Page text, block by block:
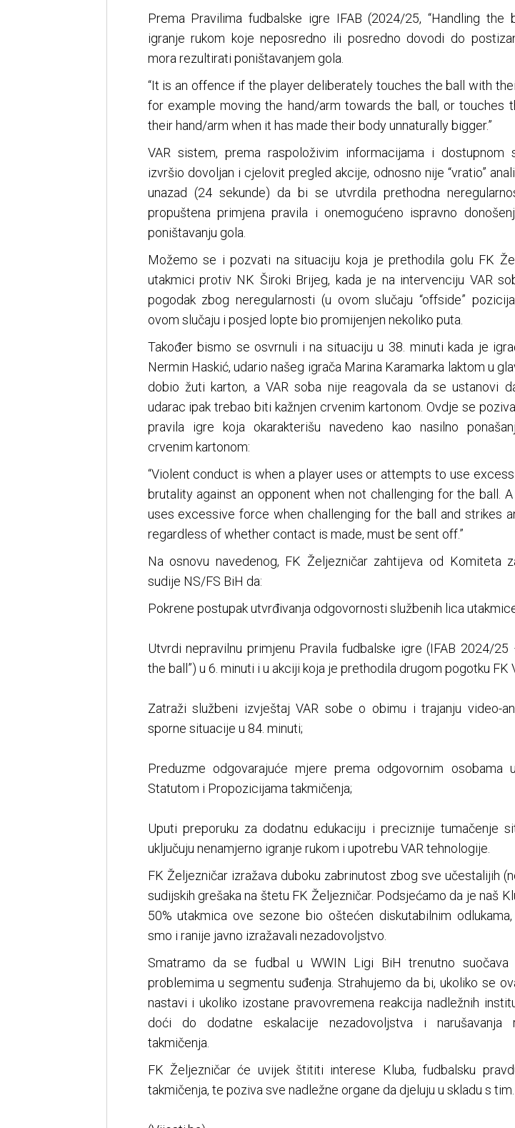
Prema Pravilima fudbalske igre IFAB (2024/25, “Handling the
igranje rukom koje neposredno ili posredno dovodi do
mora rezultirati poništavanjem gola.
“It is an offence if the player deliberately touches the ball with
for example moving the hand/arm towards the ball, or touches
their hand/arm when it has made their body unnaturally bigger.”
VAR sistem, prema raspoloživim informacijama i dostupnom
izvršio dovoljan i cjelovit pregled akcije, odnosno nije “vratio”
unazad (24 sekunde) da bi se utvrdila prethodna
propuštena primjena pravila i onemogućeno ispravno
poništavanju gola.
Možemo se i pozvati na situaciju koja je prethodila golu FK
utakmici protiv NK Široki Brijeg, kada je na intervenciju VAR
pogodak zbog neregularnosti (u ovom slučaju “offside”
ovom slučaju i posjed lopte bio promijenjen nekoliko puta.
Također bismo se osvrnuli i na situaciju u 38. minuti kada je
Nermin Haskić, udario našeg igrača Marina Karamarka laktom u
dobio žuti karton, a VAR soba nije reagovala da se ustanovi
udarac ipak trebao biti kažnjen crvenim kartonom. Ovdje se
pravila igre koja okarakterišu navedeno kao nasilno
crvenim kartonom:
“Violent conduct is when a player uses or attempts to use
brutality against an opponent when not challenging for the ball.
uses excessive force when challenging for the ball and strikes
regardless of whether contact is made, must be sent off.”
Na osnovu navedenog, FK Željezničar zahtijeva od Komiteta
sudije NS/FS BiH da:
Pokrene postupak utvrđivanja odgovornosti službenih lica
Utvrdi nepravilnu primjenu Pravila fudbalske igre (IFAB 2024/25
the ball”) u 6. minuti i u akciji koja je prethodila drugom pogotku FK
Zatraži službeni izvještaj VAR sobe o obimu i trajanju video-
sporne situacije u 84. minuti;
Preduzme odgovarajuće mjere prema odgovornim osobama
Statutom i Propozicijama takmičenja;
Uputi preporuku za dodatnu edukaciju i preciznije tumačenje
uključuju nenamjerno igranje rukom i upotrebu VAR tehnologije.
FK Željezničar izražava duboku zabrinutost zbog sve učestalijih
sudijskih grešaka na štetu FK Željezničar. Podsjećamo da je naš
50% utakmica ove sezone bio oštećen diskutabilnim
smo i ranije javno izražavali nezadovoljstvo.
Smatramo da se fudbal u WWIN Ligi BiH trenutno suočava
problemima u segmentu suđenja. Strahujemo da bi, ukoliko se
nastavi i ukoliko izostane pravovremena reakcija nadležnih
doći do dodatne eskalacije nezadovoljstva i narušavanja
takmičenja.
FK Željezničar će uvijek štititi interese Kluba, fudbalsku
takmičenja, te poziva sve nadležne organe da djeluju u skladu s tim.